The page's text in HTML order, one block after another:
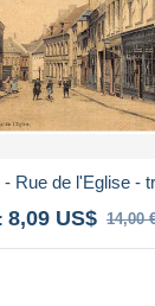
Rue de l'Eglise -
8,09 US$ 14,00